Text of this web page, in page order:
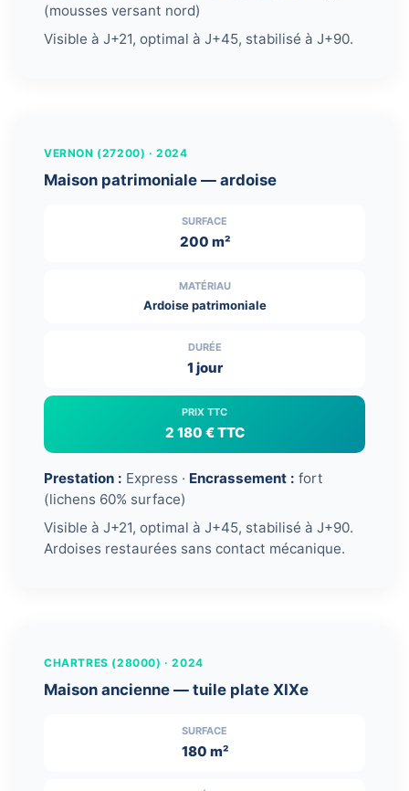
(mousses versant nord)
Visible à J+21, optimal à J+45, stabilisé à J+90.
VERNON (27200) · 2024
Maison patrimoniale — ardoise
SURFACE
200 m²
MATÉRIAU
Ardoise patrimoniale
DURÉE
1 jour
PRIX TTC
2 180 € TTC
Prestation : Express · Encrassement : fort
(lichens 60% surface)
Visible à J+21, optimal à J+45, stabilisé à J+90.
Ardoises restaurées sans contact mécanique.
CHARTRES (28000) · 2024
Maison ancienne — tuile plate XIXe
SURFACE
180 m²